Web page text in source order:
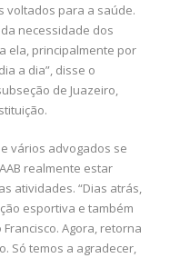
voltados para a saúde.
necessidade dos
ela, principalmente por
a dia”, disse o
de Juazeiro,
vários advogados se
realmente estar
atividades. “Dias atrás,
esportiva e também
Agora, retorna
Só temos a agradecer,